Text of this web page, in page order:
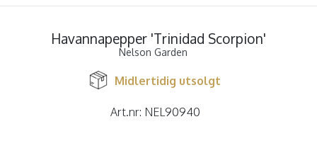
Havannapepper 'Trinidad Scorpion'
Nelson Garden
Midlertidig utsolgt
Art.nr: NEL90940